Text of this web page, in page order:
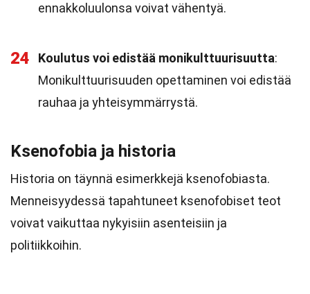
ennakkoluulonsa voivat vähentyä.
24 Koulutus voi edistää monikulttuurisuutta:
Monikulttuurisuuden opettaminen voi edistää
rauhaa ja yhteisymmärrystä.
Ksenofobia ja historia
Historia on täynnä esimerkkejä ksenofobiasta.
Menneisyydessä tapahtuneet ksenofobiset teot
voivat vaikuttaa nykyisiin asenteisiin ja
politiikkoihin.